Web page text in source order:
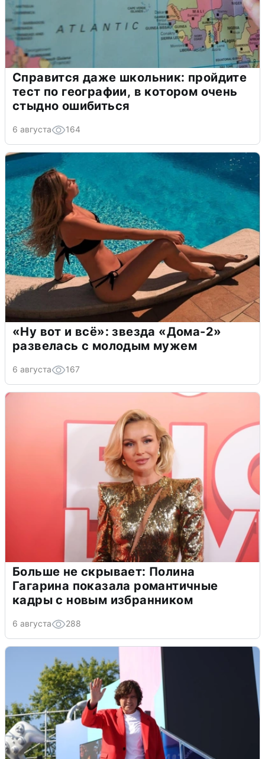
Справится даже школьник: пройдите
тест по географии, в котором очень
стыдно ошибиться
6 августа 164
«Ну вот и всё»: звезда «Дома-2»
развелась с молодым мужем
6 августа 167
Больше не скрывает: Полина
Гагарина показала романтичные
кадры с новым избранником
6 августа 288